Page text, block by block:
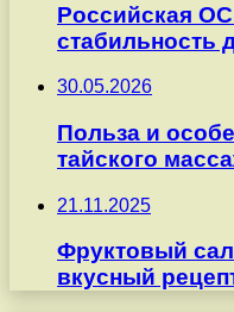
Российская
стабильность
30.05.2026
Польза и
тайского
21.11.2025
Фруктовый
вкусный